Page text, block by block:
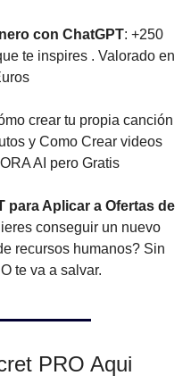
con ChatGPT: +250
te inspires . Valorado en
crear tu propia canción
y Como Crear videos
AI pero Gratis
para Aplicar a Ofertas de
conseguir un nuevo
recursos humanos? Sin
te va a salvar.
PRO Aqui